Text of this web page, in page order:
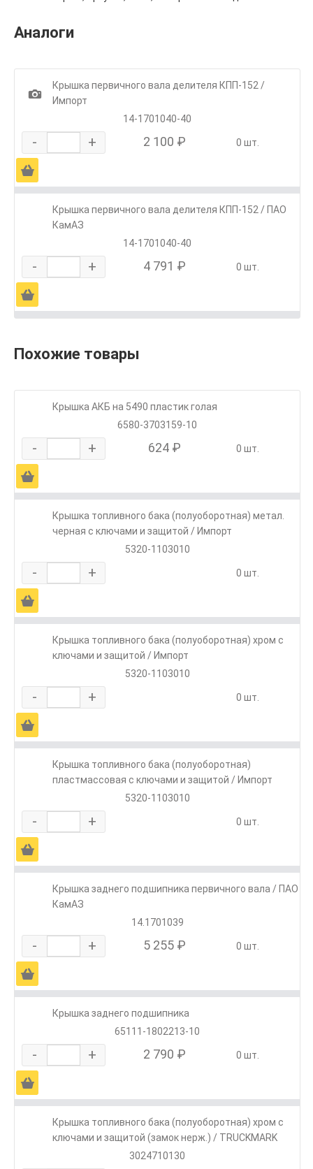
Аналоги
1
Крышка первичного вала делителя КПП-152 /
Импорт
14-1701040-40
- + 2 100 ₽ 0 шт.
Ä
Крышка первичного вала делителя КПП-152 / ПАО
КамАЗ
14-1701040-40
- + 4 791 ₽ 0 шт.
Ä
Похожие товары
Крышка АКБ на 5490 пластик голая
6580-3703159-10
- + 624 ₽ 0 шт.
Ä
Крышка топливного бака (полуоборотная) метал.
черная с ключами и защитой / Импорт
5320-1103010
- + 0 шт.
Ä
Крышка топливного бака (полуоборотная) хром с
ключами и защитой / Импорт
5320-1103010
- + 0 шт.
Ä
Крышка топливного бака (полуоборотная)
пластмассовая с ключами и защитой / Импорт
5320-1103010
- + 0 шт.
Ä
Крышка заднего подшипника первичного вала / ПАО
КамАЗ
14.1701039
- + 5 255 ₽ 0 шт.
Ä
Крышка заднего подшипника
65111-1802213-10
- + 2 790 ₽ 0 шт.
Ä
Крышка топливного бака (полуоборотная) хром с
ключами и защитой (замок нерж.) / TRUCKMARK
3024710130